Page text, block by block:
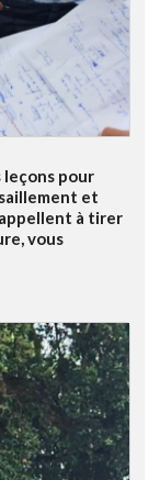
leçons pour
et
appellent à tirer
vous